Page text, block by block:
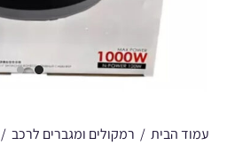
עמוד הבית / רמקולים ומגברים לרכב /